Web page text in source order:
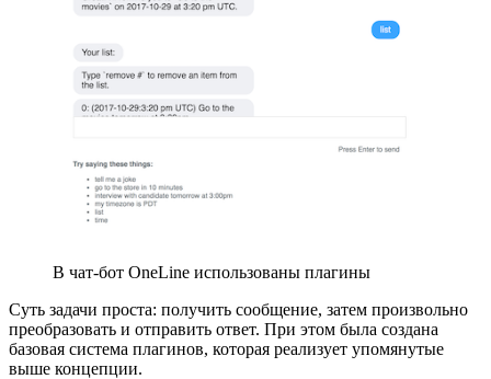
В чат-бот OneLine использованы плагины
Суть задачи проста: получить сообщение, затем произвольно
преобразовать и отправить ответ. При этом была создана
базовая система плагинов, которая реализует упомянутые
выше концепции.